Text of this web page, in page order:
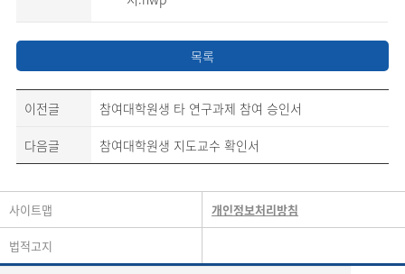
목록
이전글 참여대학원생 타 연구과제 참여 승인서
다음글 참여대학원생 지도교수 확인서
사이트맵 개인정보처리방침
법적고지